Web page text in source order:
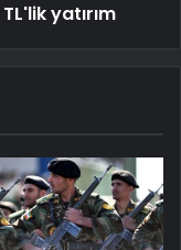
yatırım